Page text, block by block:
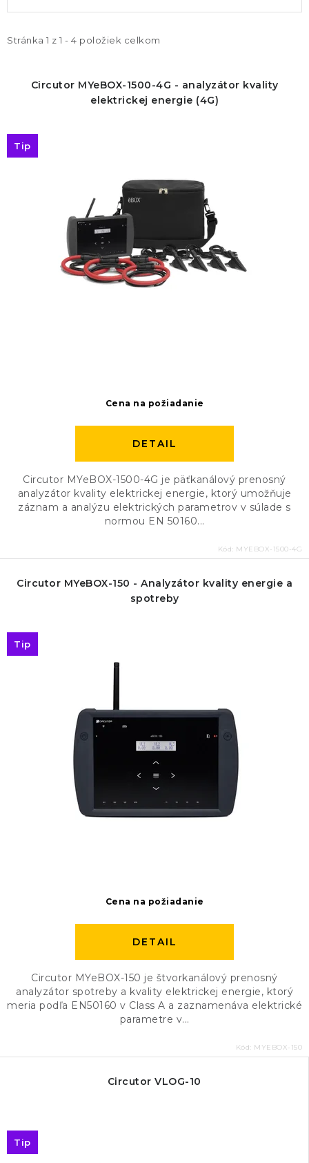
i
d
u
Stránka 1 z 1 - 4 položiek celkom
e
r
o
Circutor MYeBOX-1500-4G - analyzátor kvality
elektrickej energie (4G)
Tip
Cena na požiadanie
DETAIL
Circutor MYeBOX-1500-4G je päťkanálový prenosný
analyzátor kvality elektrickej energie, ktorý umožňuje
záznam a analýzu elektrických parametrov v súlade s
normou EN 50160...
Kód: MYEBOX-1500-4G
Circutor MYeBOX-150 - Analyzátor kvality energie a
spotreby
Tip
Cena na požiadanie
DETAIL
Circutor MYeBOX-150 je štvorkanálový prenosný
analyzátor spotreby a kvality elektrickej energie, ktorý
meria podľa EN50160 v Class A a zaznamenáva elektrické
parametre v...
Kód: MYEBOX-150
Circutor VLOG-10
Tip